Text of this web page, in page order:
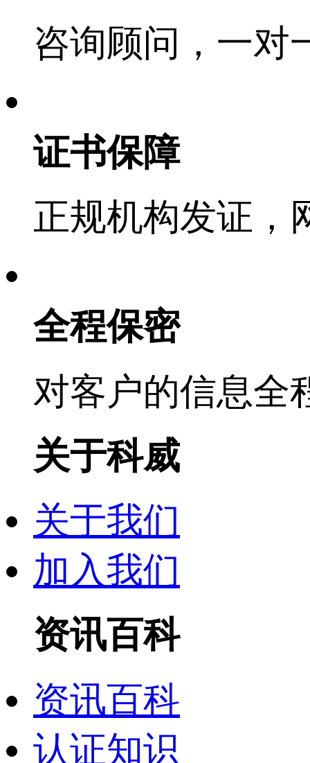
咨询顾问，一对
证书保障
正规机构发证，
全程保密
对客户的信息全
关于科威
关于我们
加入我们
资讯百科
资讯百科
认证知识